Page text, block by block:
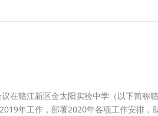
在赣江新区金太阳实验中学（以下简称
年工作，部署2020年各项工作安排，